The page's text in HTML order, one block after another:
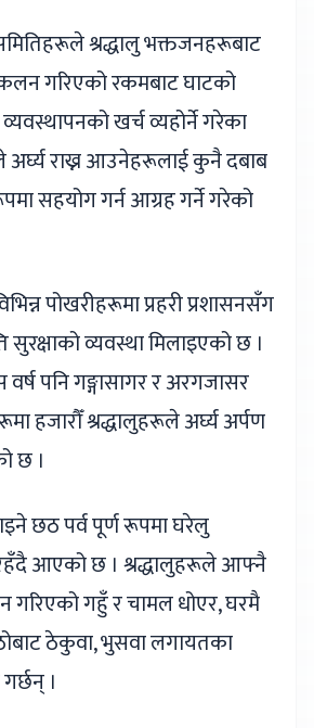
श्रद्धालु भक्तजनहरूबाट
गरिएको रकमबाट घाटको
खर्च व्यहोर्ने गरेका
राख्न आउनेहरूलाई कुनै दबाब
सहयोग गर्न आग्रह गर्ने गरेको
पोखरीहरूमा प्रहरी प्रशासनसँग
सुरक्षाको व्यवस्था मिलाइएको छ ।
पनि गङ्गासागर र अरगजासर
हजारौँ श्रद्धालुहरूले अर्घ्य अर्पण
छ ।
छठ पर्व पूर्ण रूपमा घरेलु
रहँदै आएको छ । श्रद्धालुहरूले आफ्नै
गरिएको गहुँ र चामल धोएर, घरमै
ठेकुवा, भुसवा लगायतका
।